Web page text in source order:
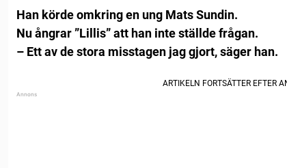
Han körde omkring en ung Mats Sundin.
Nu ångrar ”Lillis” att han inte ställde frågan.
– Ett av de stora misstagen jag gjort, säger han.